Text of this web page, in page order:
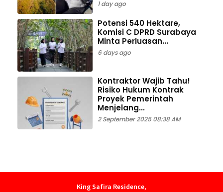
1 day ago
Potensi 540 Hektare,
Komisi C DPRD Surabaya
Minta Perluasan...
6 days ago
Kontraktor Wajib Tahu!
Risiko Hukum Kontrak
Proyek Pemerintah
Menjelang...
2 September 2025 08:38 AM
King Safira Residence,